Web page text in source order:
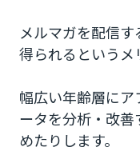
メルマガを配信
得られるというメ
幅広い年齢層に
ータを分析・改
めたりします。